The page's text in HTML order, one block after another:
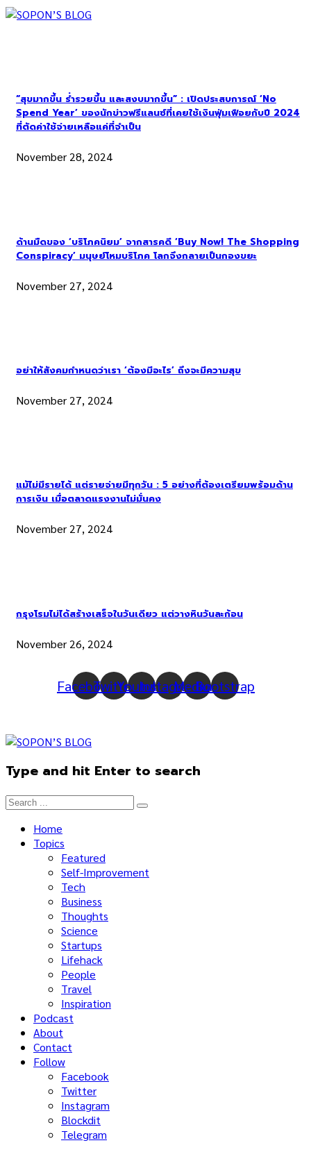
“สุขมากขึ้น ร่ำรวยขึ้น และสงบมากขึ้น” : เปิดประสบการณ์ ‘No
Spend Year’ ของนักข่าวฟรีแลนซ์ที่เคยใช้เงินฟุ่มเฟือยกับปี 2024
ที่ตัดค่าใช้จ่ายเหลือแค่ที่จำเป็น
November 28, 2024
ด้านมืดของ ‘บริโภคนิยม’ จากสารคดี ‘Buy Now! The Shopping
Conspiracy’ มนุษย์โหมบริโภค โลกจึงกลายเป็นกองขยะ
November 27, 2024
อย่าให้สังคมกำหนดว่าเรา ‘ต้องมีอะไร’ ถึงจะมีความสุข
November 27, 2024
แม้ไม่มีรายได้ แต่รายจ่ายมีทุกวัน : 5 อย่างที่ต้องเตรียมพร้อมด้าน
การเงิน เมื่อตลาดแรงงานไม่มั่นคง
November 27, 2024
กรุงโรมไม่ได้สร้างเสร็จในวันเดียว แต่วางหินวันละก้อน
November 26, 2024
FacebookTwitterYoutubeInstagram
Medium
Bootstrap
Type and hit Enter to search
Home
Topics
Featured
Self-Improvement
Tech
Business
Thoughts
Science
Startups
Lifehack
People
Travel
Inspiration
Podcast
About
Contact
Follow
Facebook
Twitter
Instagram
Blockdit
Telegram